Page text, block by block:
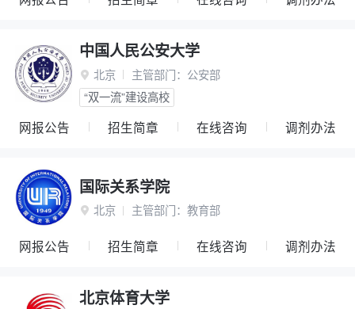
中国人民公安大学
 北京 主管部门： 公安部
“双一流”建设高校
网报公告 招生简章 在线咨询 调剂办法
国际关系学院
 北京 主管部门： 教育部
网报公告 招生简章 在线咨询 调剂办法
北京体育大学